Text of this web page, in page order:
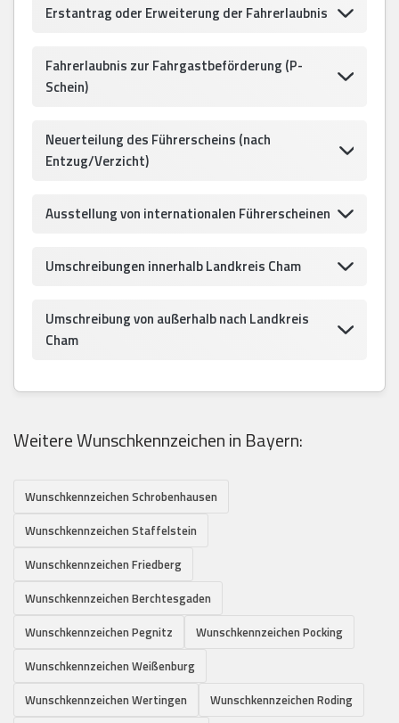
Erstantrag oder Erweiterung der Fahrerlaubnis
Fahrerlaubnis zur Fahrgastbeförderung (P-
Schein)
Neuerteilung des Führerscheins (nach
Entzug/Verzicht)
Ausstellung von internationalen Führerscheinen
Umschreibungen innerhalb Landkreis Cham
Umschreibung von außerhalb nach Landkreis
Cham
Weitere Wunschkennzeichen in Bayern:
Wunschkennzeichen Schrobenhausen
Wunschkennzeichen Staffelstein
Wunschkennzeichen Friedberg
Wunschkennzeichen Berchtesgaden
Wunschkennzeichen Pegnitz
Wunschkennzeichen Pocking
Wunschkennzeichen Weißenburg
Wunschkennzeichen Wertingen
Wunschkennzeichen Roding